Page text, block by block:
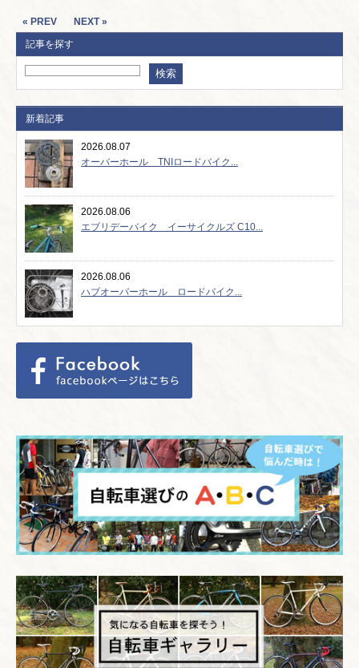
« PREV
NEXT »
記事を探す
新着記事
2026.08.07
オーバーホール TNIロードバイク...
2026.08.06
エブリデーバイク イーサイクルズ C10...
2026.08.06
ハブオーバーホール ロードバイク...